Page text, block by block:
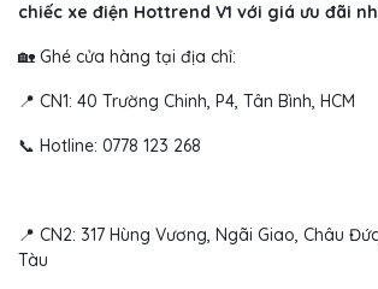
chiếc xe điện Hottrend V1 với giá ưu đãi
🏡 Ghé cửa hàng tại địa chỉ:
📍 CN1: 40 Trường Chinh, P4, Tân Bình, HCM
📞 Hotline: 0778 123 268
📍 CN2: 317 Hùng Vương, Ngãi Giao, Châu
Tàu